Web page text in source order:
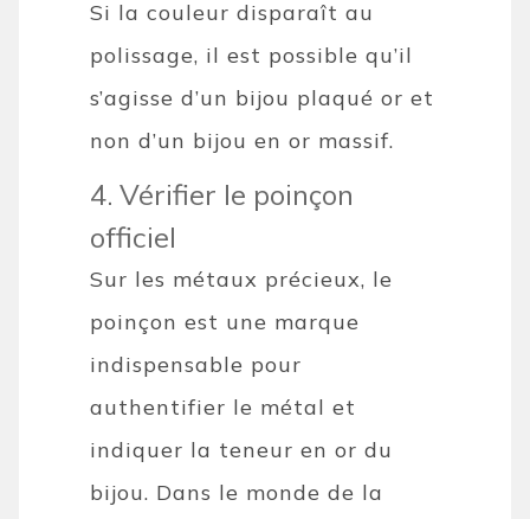
Si la couleur disparaît au
polissage, il est possible qu’il
s’agisse d’un bijou plaqué or et
non d’un bijou en or massif.
4. Vérifier le poinçon
officiel
Sur les métaux précieux, le
poinçon est une marque
indispensable pour
authentifier le métal et
indiquer la teneur en or du
bijou. Dans le monde de la